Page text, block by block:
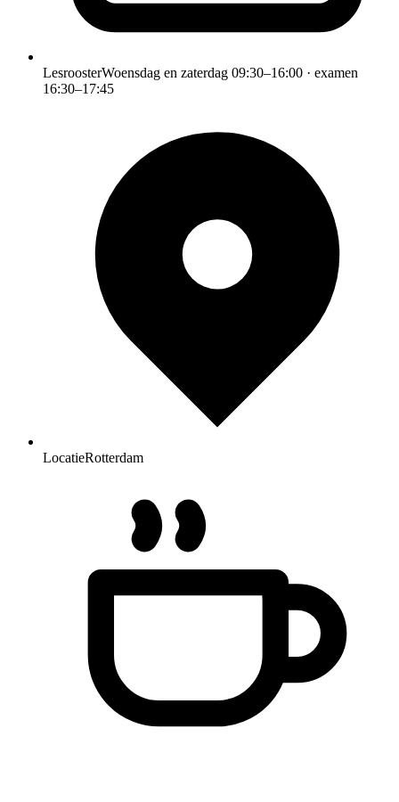
LesroosterWoensdag en zaterdag 09:30–16:00 · examen
16:30–17:45
LocatieRotterdam